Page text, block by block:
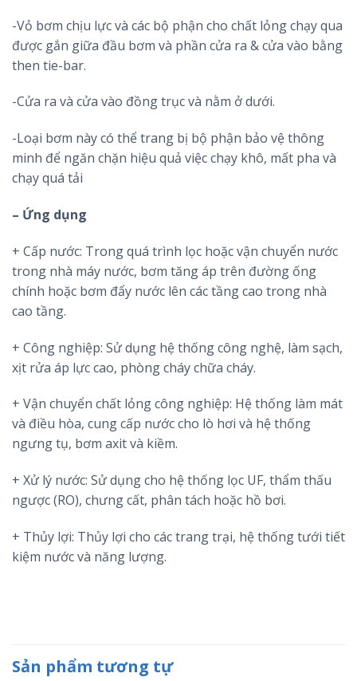
-Vỏ bơm chịu lực và các bộ phận cho chất lỏng chạy qua
được gắn giữa đầu bơm và phần cửa ra & cửa vào bằng
then tie-bar.
-Cửa ra và cửa vào đồng trục và nằm ở dưới.
-Loại bơm này có thể trang bị bộ phận bảo vệ thông
minh để ngăn chặn hiệu quả việc chạy khô, mất pha và
chạy quá tải
– Ứng dụng
+ Cấp nước: Trong quá trình lọc hoặc vận chuyển nước
trong nhà máy nước, bơm tăng áp trên đường ống
chính hoặc bơm đẩy nước lên các tầng cao trong nhà
cao tầng.
+ Công nghiệp: Sử dụng hệ thống công nghệ, làm sạch,
xịt rửa áp lực cao, phòng cháy chữa cháy.
+ Vận chuyển chất lỏng công nghiệp: Hệ thống làm mát
và điều hòa, cung cấp nước cho lò hơi và hệ thống
ngưng tụ, bơm axit và kiềm.
+ Xử lý nước: Sử dụng cho hệ thống lọc UF, thẩm thấu
ngược (RO), chưng cất, phân tách hoặc hồ bơi.
+ Thủy lợi: Thủy lợi cho các trang trại, hệ thống tưới tiết
kiệm nước và năng lượng.
Sản phẩm tương tự